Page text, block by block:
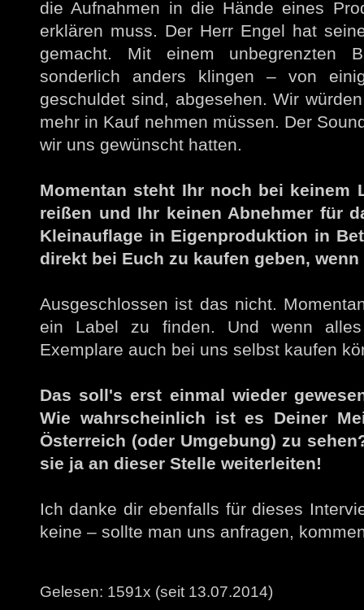
die Aufnahmen in die Hände eines
erklären muss. Der Herr Engel hat
gemacht. Mit einem unbegrenzten
sonderlich anders klingen – von
geschuldet sind, abgesehen. Wir
mehr in Kauf nehmen müssen. Der
wir uns gewünscht hatten.
Momentan steht Ihr noch bei keinem
reißen und Ihr keinen Abnehmer für
Kleinauflage in Eigenproduktion in
direkt bei Euch zu kaufen geben,
Ausgeschlossen ist das nicht.
ein Label zu finden. Und wenn
Exemplare auch bei uns selbst kaufen
Das soll's erst einmal wieder
Wie wahrscheinlich ist es Deiner
Österreich (oder Umgebung) zu
sie ja an dieser Stelle weiterleiten!
Ich danke dir ebenfalls für dieses
keine – sollte man uns anfragen,
Gelesen: 1591x (seit 13.07.2014)